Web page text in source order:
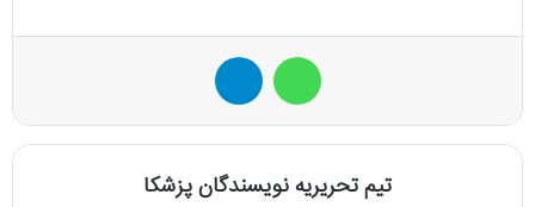
واتس آپ
تیم تحریریه نویسندگان پزشکا